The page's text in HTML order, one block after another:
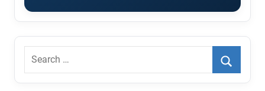
Search
Search